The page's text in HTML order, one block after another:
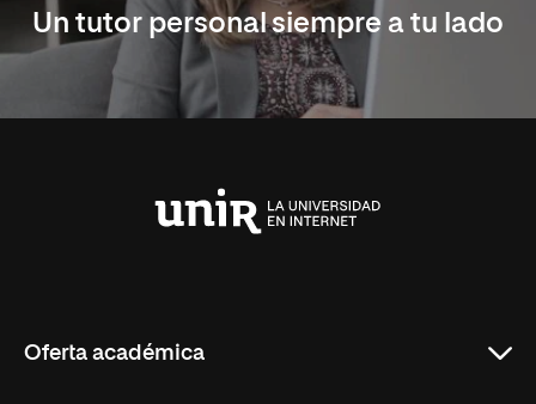
Un tutor personal siempre a tu lado
Oferta académica